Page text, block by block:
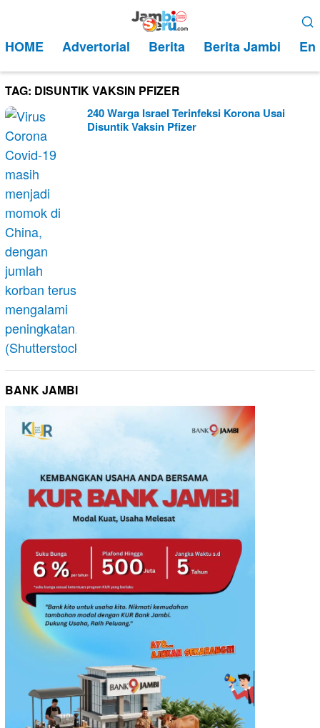
kontenMobile
HOME Advertorial Berita Berita Jambi
TAG: DISUNTIK VAKSIN PFIZER
240 Warga Israel Terinfeksi Korona Usai
Disuntik Vaksin Pfizer
BANK JAMBI